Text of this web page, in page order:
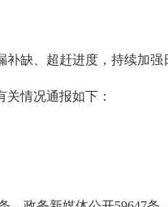
缺、超赶进度，持续加
情况通报如下：